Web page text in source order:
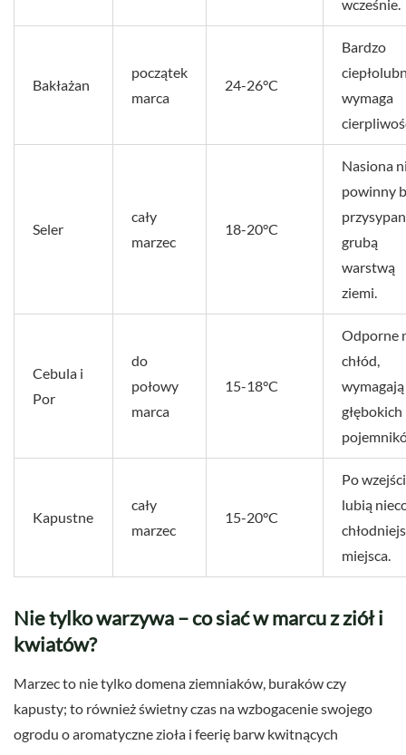
wcześnie.
Bakłażan
początek
marca
24-26°C
Bardzo
wymaga
Seler
cały
marzec
18-20°C
Nasiona
powinny
grubą
warstwą
ziemi.
Cebula i
Por
do
połowy
marca
15-18°C
Odporne
chłód,
wymagają
głębokich
Kapustne
cały
marzec
15-20°C
Po
lubią
miejsca.
Nie tylko warzywa – co siać w marcu z ziół i
kwiatów?
Marzec to nie tylko domena ziemniaków, buraków czy
kapusty; to również świetny czas na wzbogacenie swojego
ogrodu o aromatyczne zioła i feerię barw kwitnących